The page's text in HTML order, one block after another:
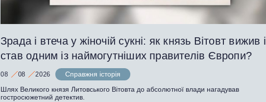
Зрада і втеча у жіночій сукні: як князь Вітовт вижив і
став одним із наймогутніших правителів Європи?
08 08 2026
Справжня історія
Шлях Великого князя Литовського Вітовта до абсолютної влади нагадував
гостросюжетний детектив.